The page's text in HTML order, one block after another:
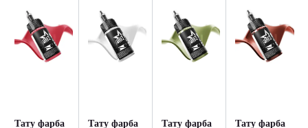
Тату фарба
Тату фарба
Тату фарба
Тату фарба